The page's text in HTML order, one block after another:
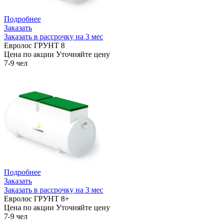
Подробнее
Заказать
Заказать в рассрочку на 3 мес
Евролос ГРУНТ 8
Цена по акции Уточняйте цену
7-9 чел
Подробнее
Заказать
Заказать в рассрочку на 3 мес
Евролос ГРУНТ 8+
Цена по акции Уточняйте цену
7-9 чел